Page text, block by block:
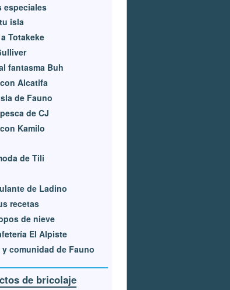
especiales
isla
Totakeke
fantasma Buh
Alcatifa
de Fauno
de CJ
Kamilo
de Tili
de Ladino
recetas
de nieve
El Alpiste
comunidad de Fauno
de bricolaje